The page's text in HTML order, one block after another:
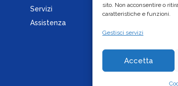
sito. Non acconsentire o
caratteristiche e funzioni.
Gestisci servizi
Accetta
Servizi
Assistenza